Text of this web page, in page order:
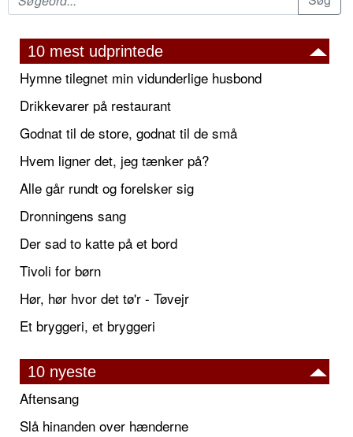
10 mest udprintede
Hymne tilegnet min vidunderlige husbond
Drikkevarer på restaurant
Godnat til de store, godnat til de små
Hvem ligner det, jeg tænker på?
Alle går rundt og forelsker sig
Dronningens sang
Der sad to katte på et bord
Tivoli for børn
Hør, hør hvor det tø'r - Tøvejr
Et bryggeri, et bryggeri
10 nyeste
Aftensang
Slå hinanden over hænderne